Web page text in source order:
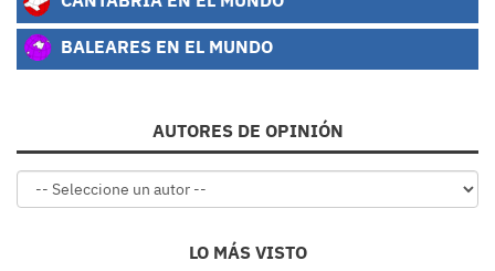
BALEARES EN EL MUNDO
AUTORES DE OPINIÓN
LO MÁS VISTO